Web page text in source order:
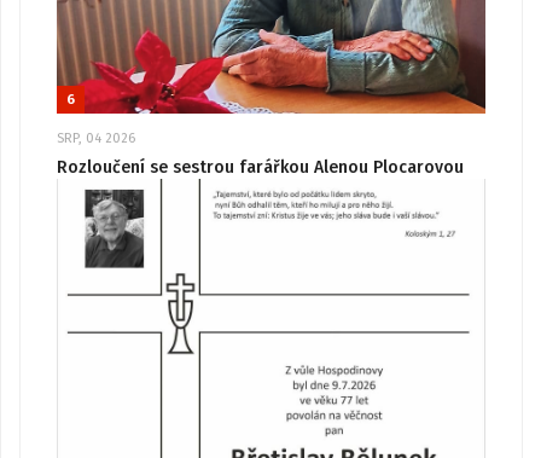
6
SRP, 04 2026
Rozloučení se sestrou farářkou Alenou Plocarovou